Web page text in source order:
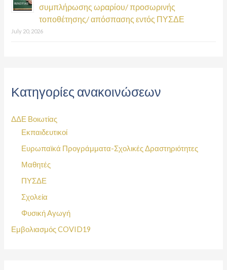
συμπλήρωσης ωραρίου/ προσωρινής
τοποθέτησης/ απόσπασης εντός ΠΥΣΔΕ
July 20, 2026
Κατηγορίες ανακοινώσεων
ΔΔΕ Βοιωτίας
Εκπαιδευτικοί
Ευρωπαϊκά Προγράμματα-Σχολικές Δραστηριότητες
Μαθητές
ΠΥΣΔΕ
Σχολεία
Φυσική Αγωγή
Εμβολιασμός COVID19